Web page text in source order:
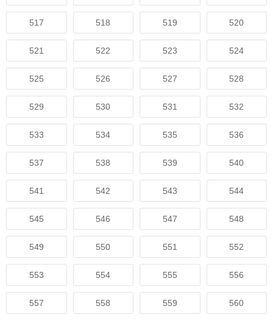
517 518 519 520
521 522 523 524
525 526 527 528
529 530 531 532
533 534 535 536
537 538 539 540
541 542 543 544
545 546 547 548
549 550 551 552
553 554 555 556
557 558 559 560